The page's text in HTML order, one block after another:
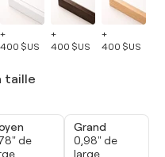
+
400 $US
+
400 $US
+
400 $US
taille
de
Grand
0,98" de
large